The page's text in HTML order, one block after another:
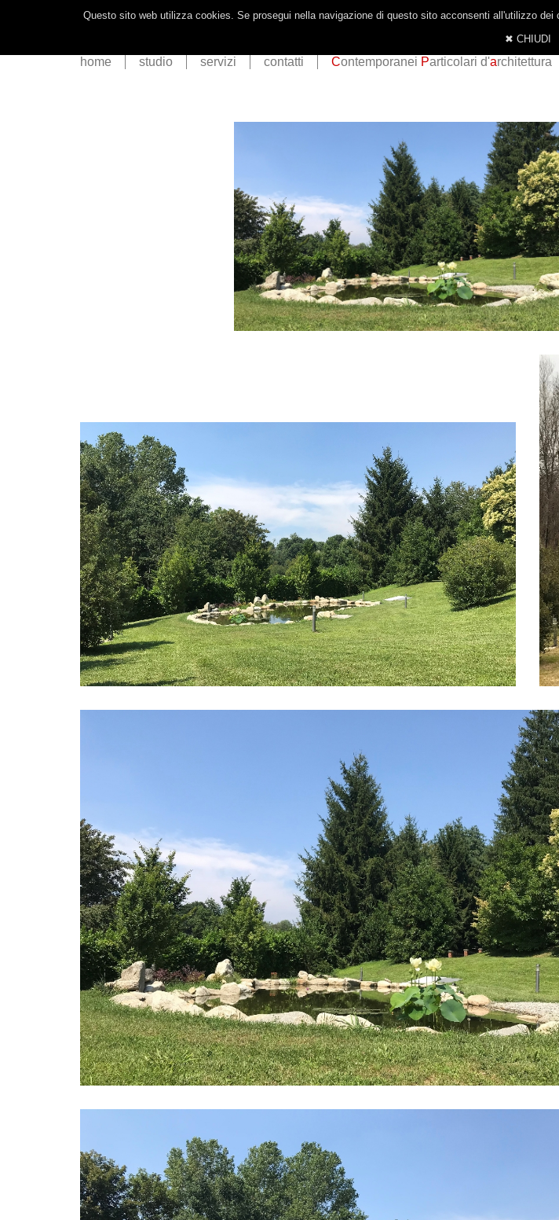
home studio servizi contatti Contemporanei Particolari d'architettura
Questo sito web utilizza cookies. Se prosegui nella navigazione di questo sito acconsenti all'utilizzo
✖ CHIUDI